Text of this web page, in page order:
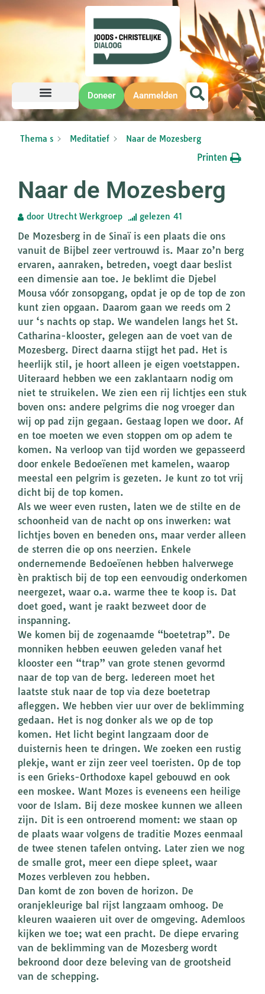
Doneer Aanmelden
Thema s Meditatief Naar de Mozesberg
Printen
Naar de Mozesberg
door Utrecht Werkgroep gelezen 41
De Mozesberg in de Sinaï is een plaats die ons
vanuit de Bijbel zeer vertrouwd is. Maar zo’n berg
ervaren, aanraken, betreden, voegt daar beslist
een dimensie aan toe. Je beklimt die Djebel
Mousa vóór zonsopgang, opdat je op de top de zon
kunt zien opgaan. Daarom gaan we reeds om 2
uur ‘s nachts op stap. We wandelen langs het St.
Catharina-klooster, gelegen aan de voet van de
Mozesberg. Direct daarna stijgt het pad. Het is
heerlijk stil, je hoort alleen je eigen voetstappen.
Uiteraard hebben we een zaklantaarn nodig om
niet te struikelen. We zien een rij lichtjes een stuk
boven ons: andere pelgrims die nog vroeger dan
wij op pad zijn gegaan. Gestaag lopen we door. Af
en toe moeten we even stoppen om op adem te
komen. Na verloop van tijd worden we gepasseerd
door enkele Bedoeïenen met kamelen, waarop
meestal een pelgrim is gezeten. Je kunt zo tot vrij
dicht bij de top komen.
Als we weer even rusten, laten we de stilte en de
schoonheid van de nacht op ons inwerken: wat
lichtjes boven en beneden ons, maar verder alleen
de sterren die op ons neerzien. Enkele
ondernemende Bedoeïenen hebben halverwege
èn praktisch bij de top een eenvoudig onderkomen
neergezet, waar o.a. warme thee te koop is. Dat
doet goed, want je raakt bezweet door de
inspanning.
We komen bij de zogenaamde “boetetrap”. De
monniken hebben eeuwen geleden vanaf het
klooster een “trap” van grote stenen gevormd
naar de top van de berg. Iedereen moet het
laatste stuk naar de top via deze boetetrap
afleggen. We hebben vier uur over de beklimming
gedaan. Het is nog donker als we op de top
komen. Het licht begint langzaam door de
duisternis heen te dringen. We zoeken een rustig
plekje, want er zijn zeer veel toeristen. Op de top
is een Grieks-Orthodoxe kapel gebouwd en ook
een moskee. Want Mozes is eveneens een heilige
voor de Islam. Bij deze moskee kunnen we alleen
zijn. Dit is een ontroerend moment: we staan op
de plaats waar volgens de traditie Mozes eenmaal
de twee stenen tafelen ontving. Later zien we nog
de smalle grot, meer een diepe spleet, waar
Mozes verbleven zou hebben.
Dan komt de zon boven de horizon. De
oranjekleurige bal rijst langzaam omhoog. De
kleuren waaieren uit over de omgeving. Ademloos
kijken we toe; wat een pracht. De diepe ervaring
van de beklimming van de Mozesberg wordt
bekroond door deze beleving van de grootsheid
van de schepping.